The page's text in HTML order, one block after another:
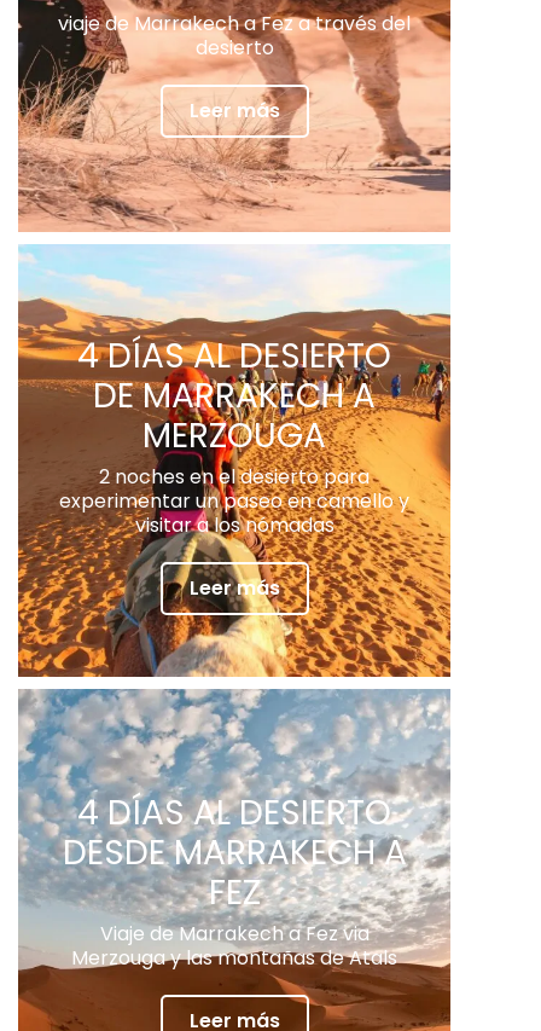
viaje de Marrakech a Fez a través del
desierto
Leer más
4 DÍAS AL DESIERTO
DE MARRAKECH A
MERZOUGA
2 noches en el desierto para
experimentar un paseo en camello y
visitar a los nómadas
Leer más
4 DÍAS AL DESIERTO
DESDE MARRAKECH A
FEZ
Viaje de Marrakech a Fez via
Merzouga y las montañas de Atals
Leer más